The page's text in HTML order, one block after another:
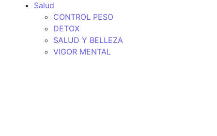
Salud
CONTROL PESO
DETOX
SALUD Y BELLEZA
VIGOR MENTAL